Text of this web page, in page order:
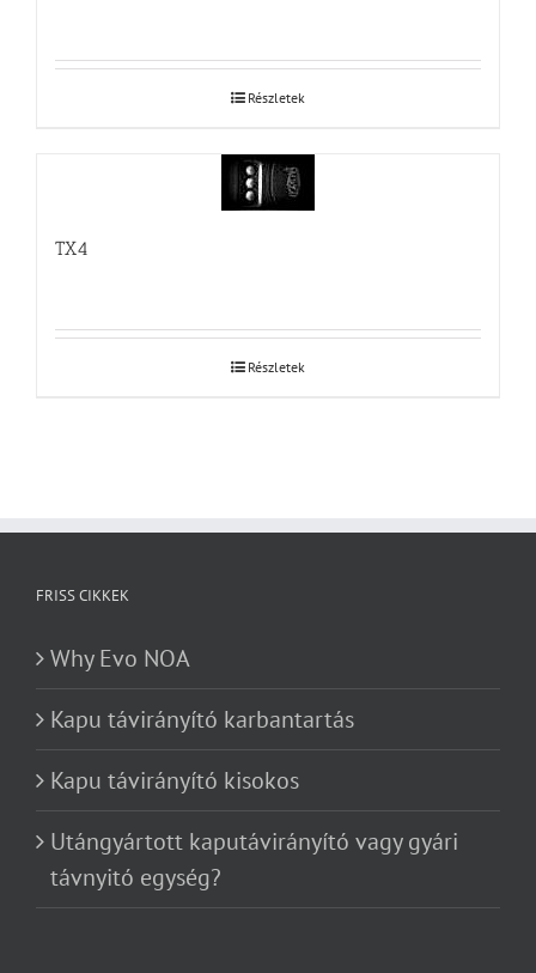
Részletek
TX4
Részletek
FRISS CIKKEK
Why Evo NOA
Kapu távirányító karbantartás
Kapu távirányító kisokos
Utángyártott kaputávirányító vagy gyári
távnyitó egység?